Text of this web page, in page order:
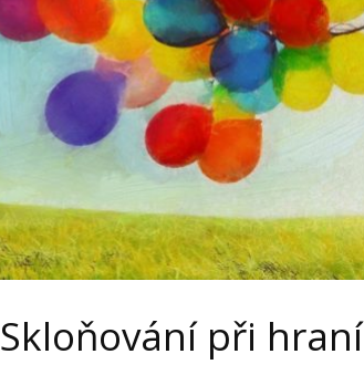
Skloňování při hraní